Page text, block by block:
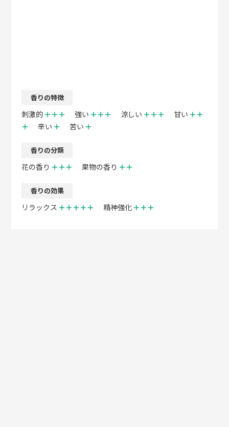
香りの特徴
刺激的 ＋＋＋ 強い ＋＋＋ 涼しい ＋＋＋ 甘い ＋＋
＋
辛い ＋ 苦い ＋
香りの分類
花の香り ＋＋＋ 果物の香り ＋＋
香りの効果
リラックス ＋＋＋＋＋ 精神強化 ＋＋＋